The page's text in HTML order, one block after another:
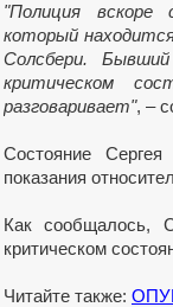
"Полиция вскоре
который
Солсбери.
критическом
разговаривает", –
Состояние
показания
Как сообщалось,
критическом
Читайте также: